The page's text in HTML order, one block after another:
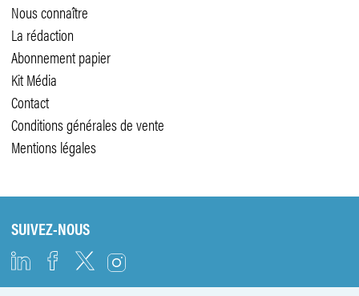
Nous connaître
La rédaction
Abonnement papier
Kit Média
Contact
Conditions générales de vente
Mentions légales
SUIVEZ-NOUS